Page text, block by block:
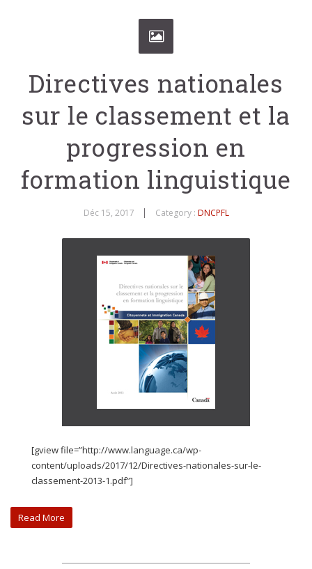
Directives nationales
sur le classement et la
progression en
formation linguistique
Déc 15, 2017 Category : DNCPFL
[gview file=”http://www.language.ca/wp-
content/uploads/2017/12/Directives-nationales-sur-le-
classement-2013-1.pdf”]
Read More